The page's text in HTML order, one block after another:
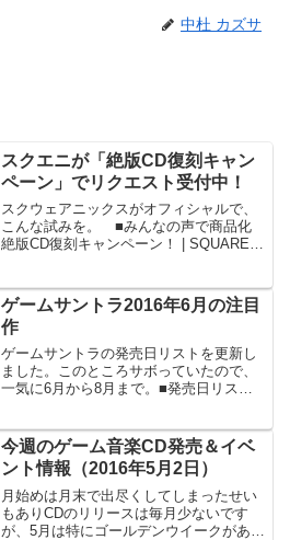
中杜 カズサ
スクエニが「絶版CD復刻キャン
ペーン」でリクエスト受付中！
スクウェアニックスがオフィシャルで、
こんな試みを。 ■みんなの声で商品化
絶版CD復刻キャンペーン！ | SQUARE
クエストによって復刻してくれるとい...
ゲームサントラ2016年6月の注目
作
ゲームサントラの発売日リストを更新し
ました。このところサボっていたので、
一気に6月から8月まで。■発売日リスト
に現在判明しているものから個人的判断
でゲー...
今週のゲーム音楽CD発売＆イベ
ント情報（2016年5月2日）
月始めは月末で出尽くしてしまったせい
もありCDのリリースは毎月少ないです
が、5月は特にゴールデンウイークがある